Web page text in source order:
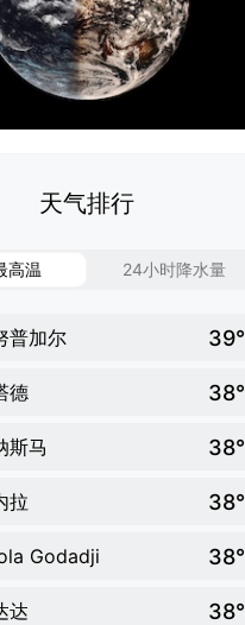
天气排行
高温 24小时降水量
普加尔 39°
德 38°
斯马 38°
拉 38°
Godadji 38°
达 38°